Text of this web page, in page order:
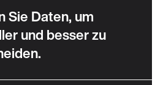
Sie Daten, um
und besser zu